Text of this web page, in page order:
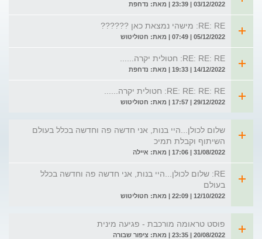
03/12/2022 | 23:39 | מאת: נדחפת
RE: RE: מישהי נמצאת כאן ??????
05/12/2022 | 07:49 | מאת: חטוליטוש
RE: RE: RE: חטולית יקרה......
14/12/2022 | 19:33 | מאת: נדחפת
RE: RE: RE: RE: חטולית יקרה......
29/12/2022 | 17:57 | מאת: חטוליטוש
שלום לכולן...היי בנות, אני חדשה פה וחדשה בכלל בעולם
השיתוף וקבלת תמיכ
31/08/2022 | 17:06 | מאת: איילה
RE: שלום לכולן...היי בנות, אני חדשה פה וחדשה בכלל
בעולם
12/10/2022 | 22:09 | מאת: חטוליטוש
פוסט טראומה מורכבת - פגיעה מינית
20/08/2022 | 23:35 | מאת: ציפור שבורה